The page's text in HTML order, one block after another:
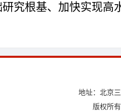
究根基、加快实现高
地址：北京
版权所